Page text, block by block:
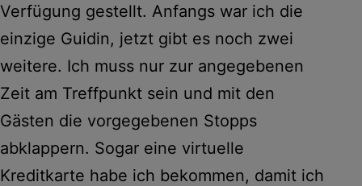
Verfügung gestellt. Anfangs war ich die
einzige Guidin, jetzt gibt es noch zwei
weitere. Ich muss nur zur angegebenen
Zeit am Treffpunkt sein und mit den
Gästen die vorgegebenen Stopps
abklappern. Sogar eine virtuelle
Kreditkarte habe ich bekommen, damit ich